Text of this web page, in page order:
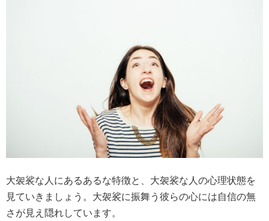
大袈裟な人にあるあるな特徴と、大袈裟な人の心理状態を
見ていきましょう。大袈裟に振舞う彼らの心には自信の無
さが見え隠れしています。